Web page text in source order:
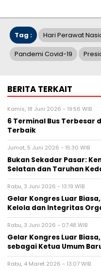
Tag : Hari Perawat
Pandemi Covid-19
BERITA TERKAIT
Kamis, 18 Juni 2026 - 19:56 WIB
6 Terminal Bus Terbesar
Terbaik
Jumat, 5 Juni 2026 - 15:30 WIB
Bukan Sekadar Pasar:
Selatan dan Taruhan
Rabu, 3 Juni 2026 - 13:19 WIB
Gelar Kongres Luar
Kelola dan Integritas
Rabu, 3 Juni 2026 - 07:48 WIB
Gelar Kongres Luar
sebagai Ketua Umum
Rabu, 4 Maret 2026 - 13:07 WIB